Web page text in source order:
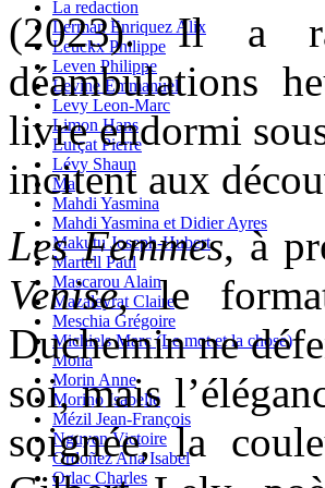
La redaction
Lerman Enriquez Alix
Leuckx Philippe
Leven Philippe
Levine Emmanuel
Levy Leon-Marc
Limon Hans
Lurçat Pierre
Lévy Shaun
Ma
Mahdi Yasmina
Mahdi Yasmina et Didier Ayres
Makutu Joseph-Hubert
Martell Paul
Mascarou Alain
Mazaleyrat Claire
Meschia Grégoire
Michiels Marc (Le mot et la chose)
Mona
Morin Anne
Morino Isabelle
Mézil Jean-François
Nguyen Victoire
Ordoñez Ana Isabel
Orlac Charles
(2023). Il a
déambulations
livre endormi
incitent aux
Les Femmes, à
Venise, le
Duchemin ne
soi, mais
soignée, la